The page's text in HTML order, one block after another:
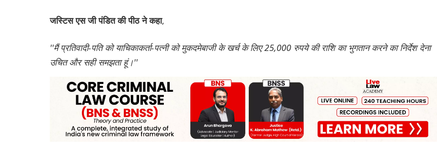
जस्टिस एस जी पंडित की पीठ ने कहा,
''मैं प्रतिवादी-पति को याचिकाकर्ता-पत्नी को मुकदमेबाजी के खर्च के लिए 25,000 रुपये की राशि का भुगतान करने का निर्देश देना
उचित और सही समझता हूं।''